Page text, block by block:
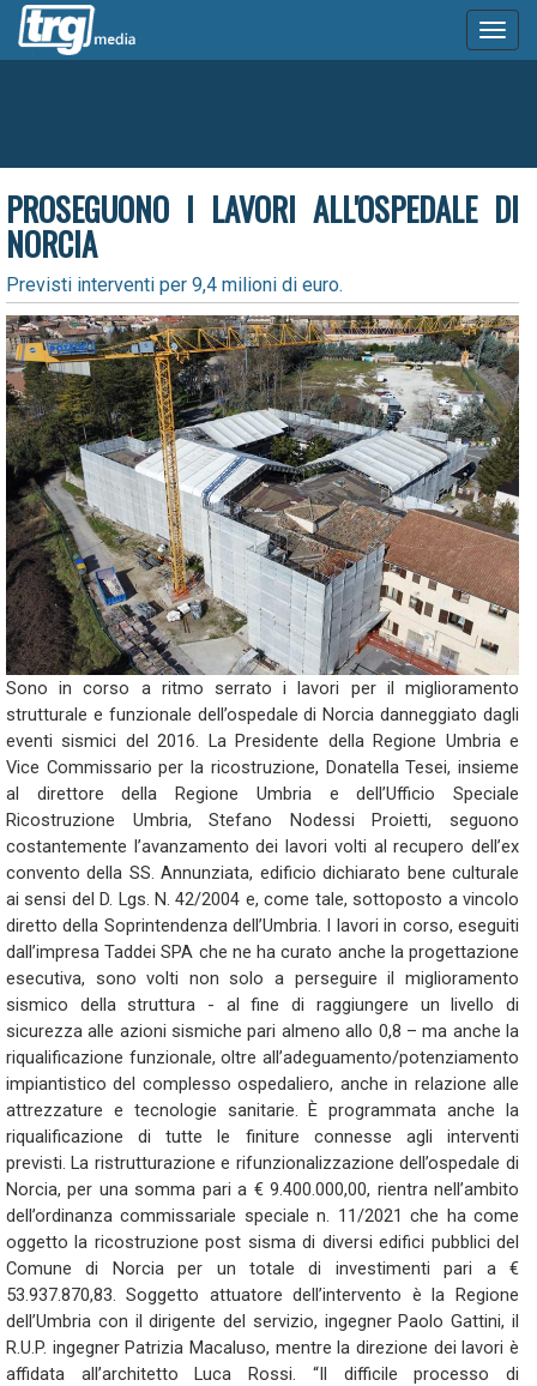
PROSEGUONO I LAVORI ALL'OSPEDALE DI
NORCIA
Previsti interventi per 9,4 milioni di euro.
Sono in corso a ritmo serrato i lavori per il miglioramento
strutturale e funzionale dell’ospedale di Norcia danneggiato dagli
eventi sismici del 2016. La Presidente della Regione Umbria e
Vice Commissario per la ricostruzione, Donatella Tesei, insieme
al direttore della Regione Umbria e dell’Ufficio Speciale
Ricostruzione Umbria, Stefano Nodessi Proietti, seguono
costantemente l’avanzamento dei lavori volti al recupero dell’ex
convento della SS. Annunziata, edificio dichiarato bene culturale
ai sensi del D. Lgs. N. 42/2004 e, come tale, sottoposto a vincolo
diretto della Soprintendenza dell’Umbria. I lavori in corso, eseguiti
dall’impresa Taddei SPA che ne ha curato anche la progettazione
esecutiva, sono volti non solo a perseguire il miglioramento
sismico della struttura - al fine di raggiungere un livello di
sicurezza alle azioni sismiche pari almeno allo 0,8 – ma anche la
riqualificazione funzionale, oltre all’adeguamento/potenziamento
impiantistico del complesso ospedaliero, anche in relazione alle
attrezzature e tecnologie sanitarie. È programmata anche la
riqualificazione di tutte le finiture connesse agli interventi
previsti. La ristrutturazione e rifunzionalizzazione dell’ospedale di
Norcia, per una somma pari a € 9.400.000,00, rientra nell’ambito
dell’ordinanza commissariale speciale n. 11/2021 che ha come
oggetto la ricostruzione post sisma di diversi edifici pubblici del
Comune di Norcia per un totale di investimenti pari a €
53.937.870,83. Soggetto attuatore dell’intervento è la Regione
dell’Umbria con il dirigente del servizio, ingegner Paolo Gattini, il
R.U.P. ingegner Patrizia Macaluso, mentre la direzione dei lavori è
affidata all’architetto Luca Rossi. “Il difficile processo di